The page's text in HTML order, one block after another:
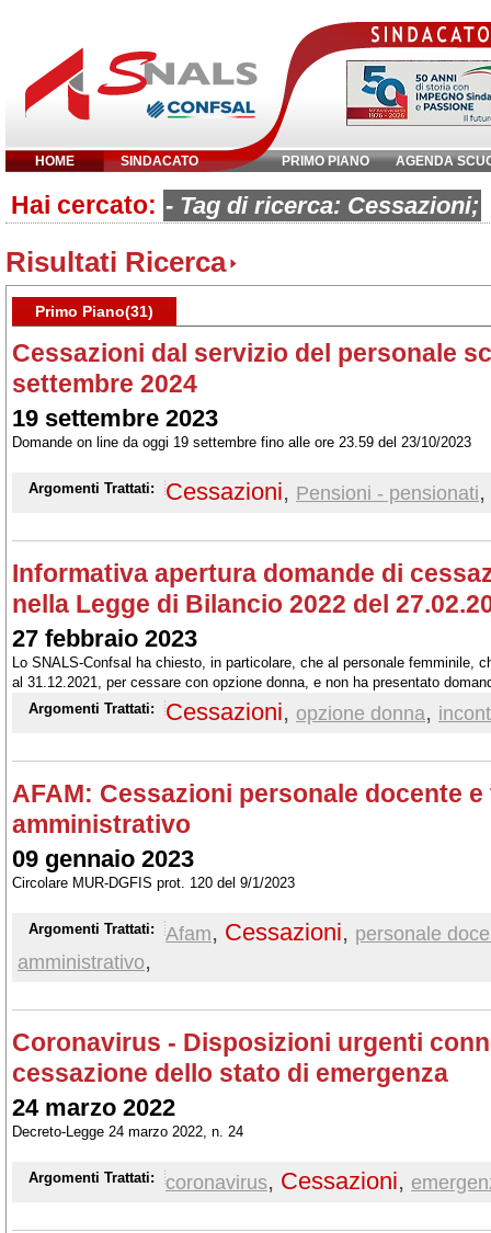
HOME SINDACATO PRIMO PIANO AGENDA
Inserisci parola chiave:
Hai cercato: - Tag di ricerca: Cessazioni;
Risultati Ricerca
Primo Piano(31)
Cessazioni dal servizio del personale
settembre 2024
19 settembre 2023
Domande on line da oggi 19 settembre fino alle ore 23.59 del 23/10/2023
Argomenti Trattati: Cessazioni, Pensioni - pensionati,
Informativa apertura domande di
nella Legge di Bilancio 2022 del
27 febbraio 2023
Lo SNALS-Confsal ha chiesto, in particolare, che al personale femminile,
al 31.12.2021, per cessare con opzione donna, e non ha presentato
concesso di presentare domanda di cessazione con i requisiti cristallizzati
Argomenti Trattati: Cessazioni, opzione donna,
AFAM: Cessazioni personale docente
amministrativo
09 gennaio 2023
Circolare MUR-DGFIS prot. 120 del 9/1/2023
Argomenti Trattati: Afam, Cessazioni, personale
amministrativo,
Coronavirus - Disposizioni urgenti
cessazione dello stato di emergenza
24 marzo 2022
Decreto-Legge 24 marzo 2022, n. 24
Argomenti Trattati: coronavirus, Cessazioni,